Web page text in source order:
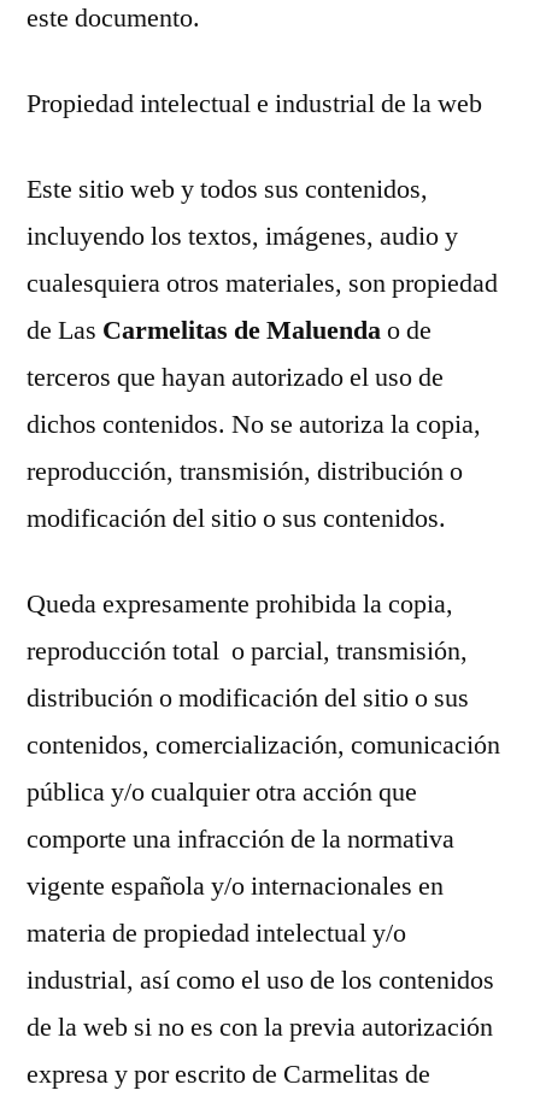
este documento.
Propiedad intelectual e industrial de la web
Este sitio web y todos sus contenidos,
incluyendo los textos, imágenes, audio y
cualesquiera otros materiales, son propiedad
de Las Carmelitas de Maluendao de
terceros que hayan autorizado el uso de
dichos contenidos. No se autoriza la copia,
reproducción, transmisión, distribución o
modificación del sitio o sus contenidos.
Queda expresamente prohibida la copia,
reproducción total o parcial, transmisión,
distribución o modificación del sitio o sus
contenidos, comercialización, comunicación
pública y/o cualquier otra acción que
comporte una infracción de la normativa
vigente española y/o internacionales en
materia de propiedad intelectual y/o
industrial, así como el uso de los contenidos
de la web si no es con la previa autorización
expresa y por escrito de Carmelitas de